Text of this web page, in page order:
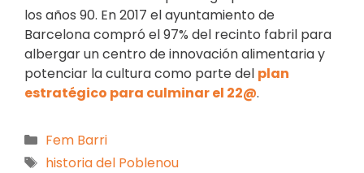
los años 90. En 2017 el ayuntamiento de
Barcelona compró el 97% del recinto fabril para
albergar un centro de innovación alimentaria y
potenciar la cultura como parte del plan
estratégico para culminar el 22@.
Fem Barri
historia del Poblenou